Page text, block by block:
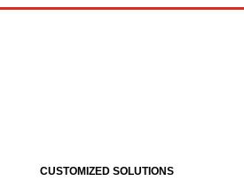
CUSTOMIZED SOLUTIONS